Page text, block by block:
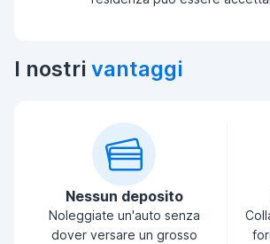
I nostri vantaggi
Nessun deposito
Noleggiate un'auto senza
dover versare un grosso